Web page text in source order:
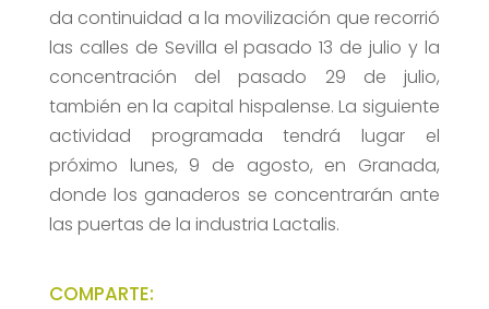
da continuidad a la movilización que recorrió
las calles de Sevilla el pasado 13 de julio y la
concentración del pasado 29 de julio,
también en la capital hispalense. La siguiente
actividad programada tendrá lugar el
próximo lunes, 9 de agosto, en Granada,
donde los ganaderos se concentrarán ante
las puertas de la industria Lactalis.
COMPARTE: